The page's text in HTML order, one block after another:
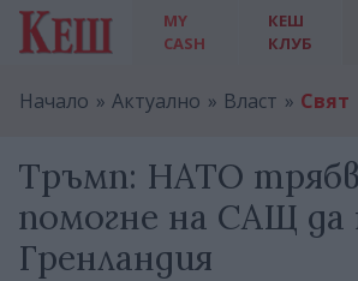
MY
CASH
КЕШ
КЛУБ
Начало Актуално Власт Свят
Тръмп: НАТО
помогне на САЩ да
Гренландия